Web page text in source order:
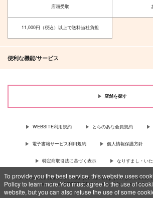
To provide you the best service, this website uses
Policy to learn more.You must agree to the use of
website, but you can also refuse the use of some
店頭受取
11,000円（税込）以上で送料当社負担
便利な機能/サービス
店舗を探す
WEBSITE利用規約 とらのあな会員規約
電子書籍サービス利用規約 個人情報保護方針
特定商取引法に基づく表示 なりすまし・い
For Overseas customer, now you can ship your purchases
services “AOCS”! Click {more…} for more